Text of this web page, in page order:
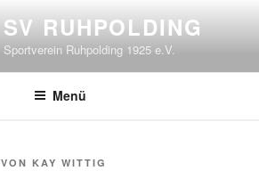
SV RUHPOLDING
Sportverein Ruhpolding 1925 e.V.
Menü
VON KAY WITTIG